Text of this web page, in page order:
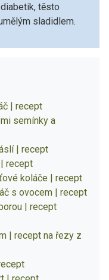
těsto
sladidlem.
| recept
semínky a
| recept
recept
koláče | recept
s ovocem | recept
| recept
| recept na řezy z